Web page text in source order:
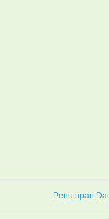
Penutupan